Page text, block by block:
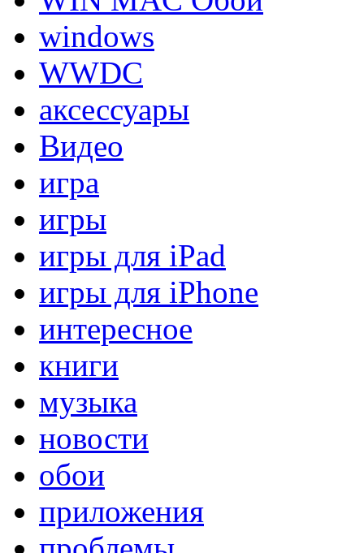
windows
WWDC
аксессуары
Видео
игра
игры
игры для iPad
игры для iPhone
интересное
книги
музыка
новости
обои
приложения